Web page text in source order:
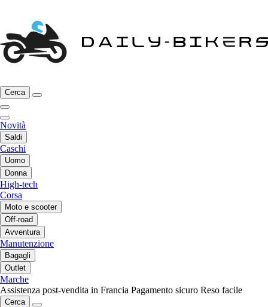
Cerca
Novità
Saldi
Caschi
Uomo
Donna
High-tech
Corsa
Moto e scooter
Off-road
Avventura
Manutenzione
Bagagli
Outlet
Marche
Assistenza post-vendita in Francia Pagamento sicuro Reso facile
Cerca